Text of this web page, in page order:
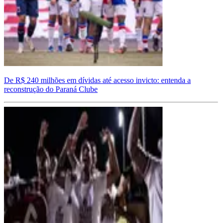
De R$ 240 milhões em dívidas até acesso invicto: entenda a
reconstrução do Paraná Clube